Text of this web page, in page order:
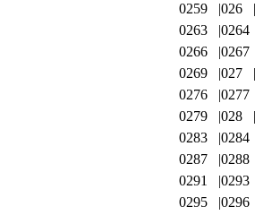
0259
026
0263
0264
0266
0267
0269
027
0276
0277
0279
028
0283
0284
0287
0288
0291
0293
0295
0296